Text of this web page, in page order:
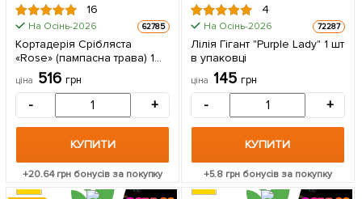
КРУПНОМІР
16
На Осінь-2026 62785
Кортадерія Срібляста
«Rose» (пампасна трава) 1
саджанець в упаковці
ціна 516грн
- +
КУПИТИ
+20.64грн бонусів за покупку
4
На Осінь-2026 72287
Лілія Гігант "Purple Lady" 1 шт
в упаковці
ціна 145 грн
- +
КУПИТИ
+5.8 грн бонусів за покупку